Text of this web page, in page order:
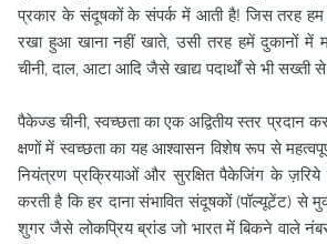
प्रकार के संदूषकों के संपर्क में आती है! जिस तरह
रखा हुआ खाना नहीं खाते, उसी तरह हमें दुकानों में
चीनी, दाल, आटा आदि जैसे खाद्य पदार्थों से भी सख्ती से
पैकेज्ड चीनी, स्वच्छता का एक अद्वितीय स्तर
क्षणों में स्वच्छता का यह आश्वासन विशेष रूप से
नियंत्रण प्रक्रियाओं और सुरक्षित पैकेजिंग के ज़रिये
करती है कि हर दाना संभावित संदूषकों (पॉल्यूटेंट) से
शुगर जैसे लोकप्रिय ब्रांड जो भारत में बिकने वाले